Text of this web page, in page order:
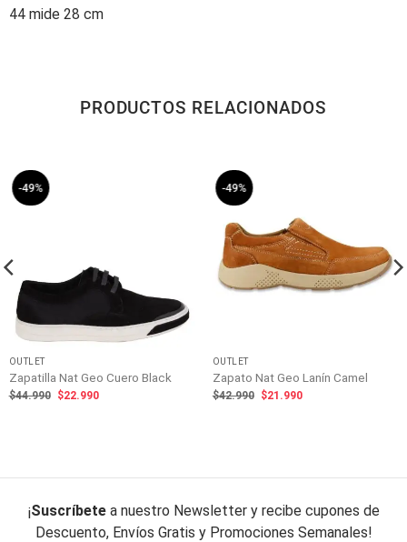
44 mide 28 cm
PRODUCTOS RELACIONADOS
-49%
OUTLET
Zapatilla Nat Geo Cuero Black
$44.990
El
$22.990El
-49%
OUTLET
Zapato Nat Geo Lanín Camel
$42.990 El
$21.990El
¡Suscríbete a nuestro Newsletter y recibe cupones de
Descuento, Envíos Gratis y Promociones Semanales!